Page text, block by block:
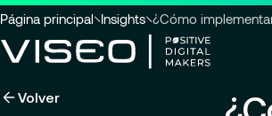
Aprovechando la
Usted
está
Página principal Insights ¿Cómo
Volver